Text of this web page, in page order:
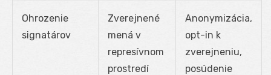
Ohrozenie
signatárov
Zverejnené
mená v
represívnom
prostredí
Anonymizácia,
opt-in k
zverejneniu,
posúdenie